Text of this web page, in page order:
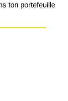
ton portefeuille